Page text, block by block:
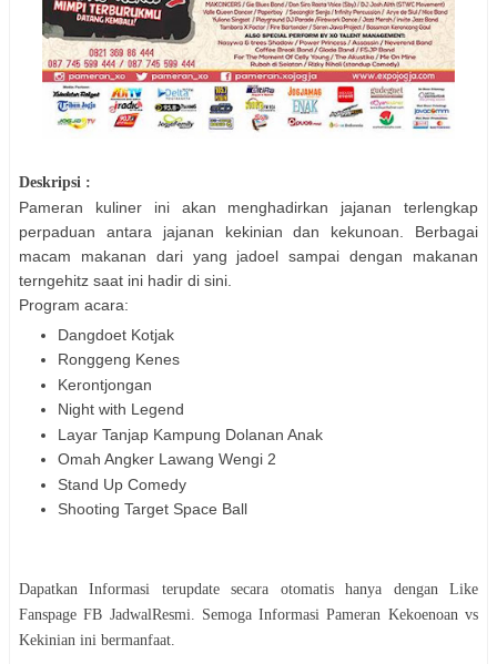
Deskripsi :
Pameran kuliner ini akan menghadirkan jajanan terlengkap
perpaduan antara jajanan kekinian dan kekunoan. Berbagai
macam makanan dari yang jadoel sampai dengan makanan
terngehitz saat ini hadir di sini.
Program acara:
Dangdoet Kotjak
Ronggeng Kenes
Kerontjongan
Night with Legend
Layar Tanjap Kampung Dolanan Anak
Omah Angker Lawang Wengi 2
Stand Up Comedy
Shooting Target Space Ball
Dapatkan Informasi terupdate secara otomatis hanya dengan Like
Fanspage FB JadwalResmi. Semoga InformasiPameran Kekoenoan vs
Kekinian ini bermanfaat.